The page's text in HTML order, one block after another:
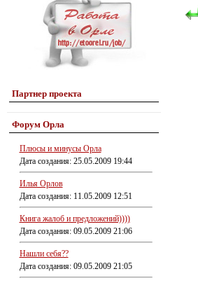
Партнер проекта
Форум Орла
Плюсы и минусы Орла
Дата создания: 25.05.2009 19:44
Илья Орлов
Дата создания: 11.05.2009 12:51
Книга жалоб и предложений))))
Дата создания: 09.05.2009 21:06
Нашли себя??
Дата создания: 09.05.2009 21:05